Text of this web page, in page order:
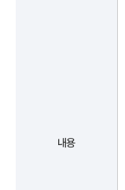
내용